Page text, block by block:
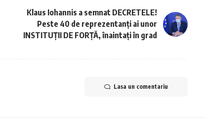
Klaus Iohannis a semnat DECRETELE!
Peste 40 de reprezentanți ai unor
INSTITUȚII DE FORȚĂ, înaintați în grad
Lasa un comentariu